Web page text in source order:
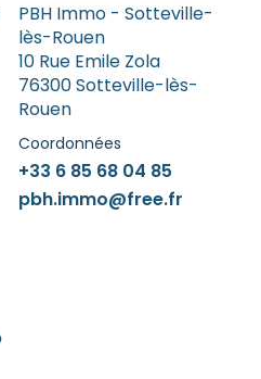
PBH Immo - Sotteville-
lès-Rouen
10 Rue Emile Zola
76300 Sotteville-lès-
Rouen
Coordonnées
+33 6 85 68 04 85
pbh.immo@free.fr